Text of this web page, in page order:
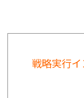
戦略実行